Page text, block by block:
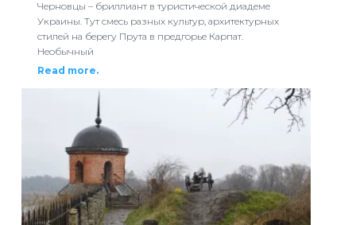
Черновцы – бриллиант в туристической диадеме
Украины. Тут смесь разных культур, архитектурных
стилей на берегу Прута в предгорье Карпат.
Необычный
Read more.